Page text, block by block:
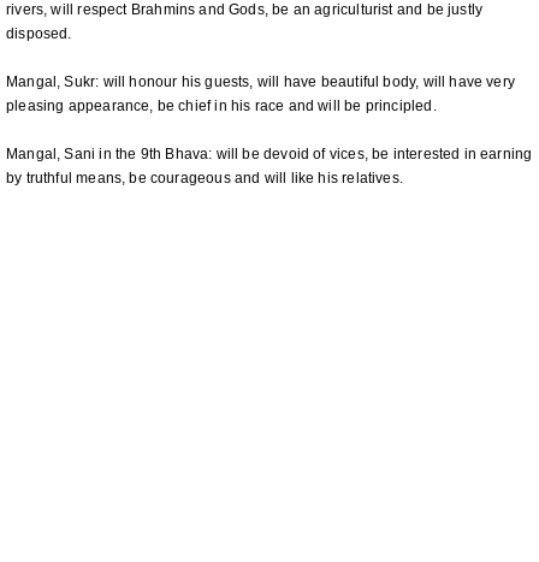
rivers, will respect Brahmins and Gods, be an agriculturist and be justly
disposed.
Mangal, Sukr: will honour his guests, will have beautiful body, will have very
pleasing appearance, be chief in his race and will be principled.
Mangal, Sani in the 9th Bhava: will be devoid of vices, be interested in earning
by truthful means, be courageous and will like his relatives.